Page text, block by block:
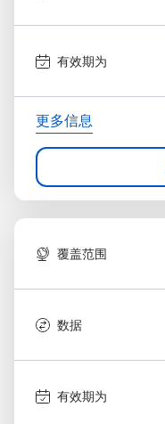
有效期为
更多信息
覆盖范围
数据
有效期为